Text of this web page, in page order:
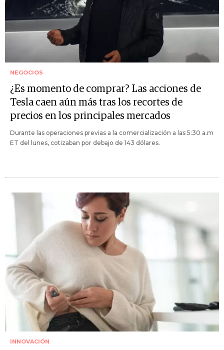
NEGOCIOS
¿Es momento de comprar? Las acciones de
Tesla caen aún más tras los recortes de
precios en los principales mercados
Durante las operaciones previas a la comercialización a las 5:30 a.m
ET del lunes, cotizaban por debajo de 143 dólares.
INNOVACIÓN